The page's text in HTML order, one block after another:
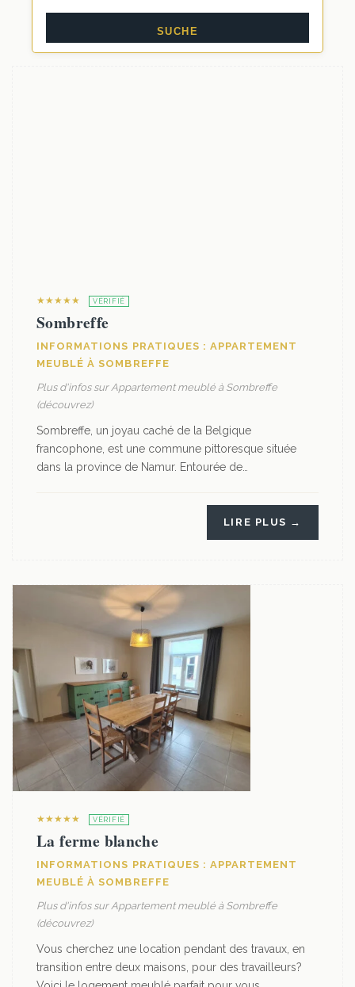
★★★★★ VÉRIFIÉ
Sombreffe
INFORMATIONS PRATIQUES : APPARTEMENT
MEUBLÉ À SOMBREFFE
Plus d'infos sur Appartement meublé à Sombreffe
(découvrez)
Sombreffe, un joyau caché de la Belgique
francophone, est une commune pittoresque située
dans la province de Namur. Entourée de…
LIRE PLUS →
★★★★★ VÉRIFIÉ
La ferme blanche
INFORMATIONS PRATIQUES : APPARTEMENT
MEUBLÉ À SOMBREFFE
Plus d'infos sur Appartement meublé à Sombreffe
(découvrez)
Vous cherchez une location pendant des travaux, en
transition entre deux maisons, pour des travailleurs?